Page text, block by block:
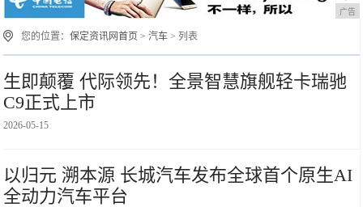
广告
您的位置：保定资讯网首页 >汽车 > 列表
生即颠覆 代际领先！全景智慧旗舰轻卡瑞驰
C9正式上市
2026-05-15
以归元 溯本源 长城汽车发布全球首个原生AI
全动力汽车平台